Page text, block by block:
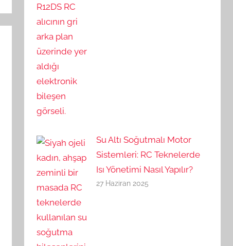
Su Altı Soğutmalı Motor
Sistemleri: RC Teknelerde
Isı Yönetimi Nasıl Yapılır?
27 Haziran 2025